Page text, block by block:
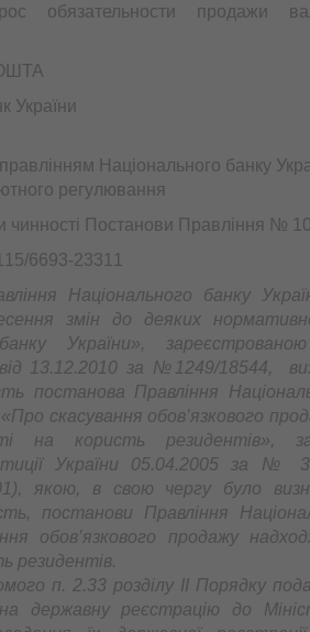
обязательности продажи
України
Національного банку
регулювання
чинності Постанови Правління №
6693-23311
Національного банку
змін до деяких
України»,
від 13.12.2010 за №1249/18544,
постанова Правління
скасування обов’язкового
на користь резидентів»,
України 05.04.2005 за №
якою, в свою чергу було
постанови Правління
обов’язкового продажу
резидентів.
п. 2.33 розділу ІІ Порядку
державну реєстрацію до